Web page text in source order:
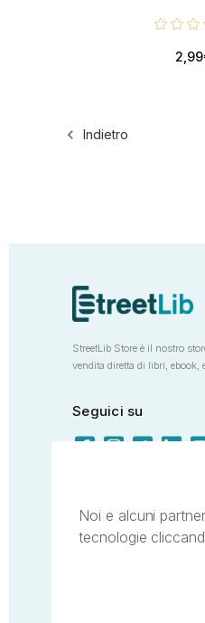
Indietro
StreetLib Store è il nostro
vendita diretta di libri, ebook,
Seguici su
Il
Noi e alcuni
tecnologie